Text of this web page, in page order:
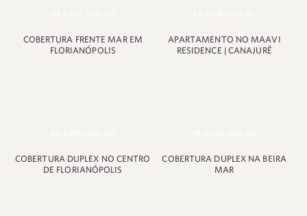
COBERTURA FRENTE MAR EM
FLORIANÓPOLIS
APARTAMENTO NO MAAVI
RESIDENCE | CANAJURÊ
COBERTURA DUPLEX NO CENTRO
DE FLORIANÓPOLIS
COBERTURA DUPLEX NA BEIRA
MAR
+55 48 99660 6799